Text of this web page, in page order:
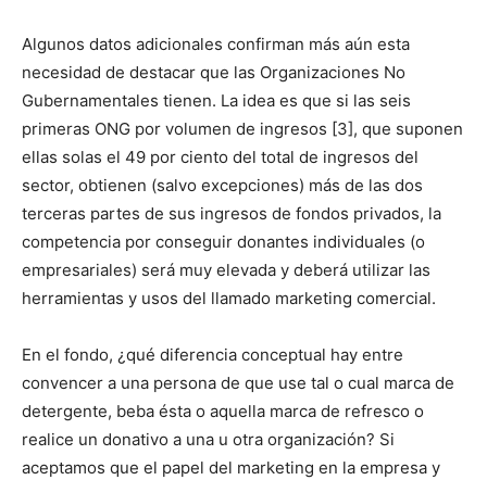
Algunos datos adicionales confirman más aún esta
necesidad de destacar que las Organizaciones No
Gubernamentales tienen. La idea es que si las seis
primeras ONG por volumen de ingresos [3], que suponen
ellas solas el 49 por ciento del total de ingresos del
sector, obtienen (salvo excepciones) más de las dos
terceras partes de sus ingresos de fondos privados, la
competencia por conseguir donantes individuales (o
empresariales) será muy elevada y deberá utilizar las
herramientas y usos del llamado marketing comercial.
En el fondo, ¿qué diferencia conceptual hay entre
convencer a una persona de que use tal o cual marca de
detergente, beba ésta o aquella marca de refresco o
realice un donativo a una u otra organización? Si
aceptamos que el papel del marketing en la empresa y